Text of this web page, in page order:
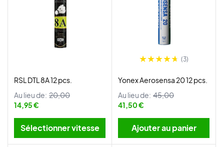
RSL DTL 8A 12 pcs.
Au lieu de: 20,00
14,95 €
Sélectionner vitesse
(3)
Yonex Aerosensa 20 12 pcs.
Au lieu de: 45,00
41,50 €
Ajouter au panier